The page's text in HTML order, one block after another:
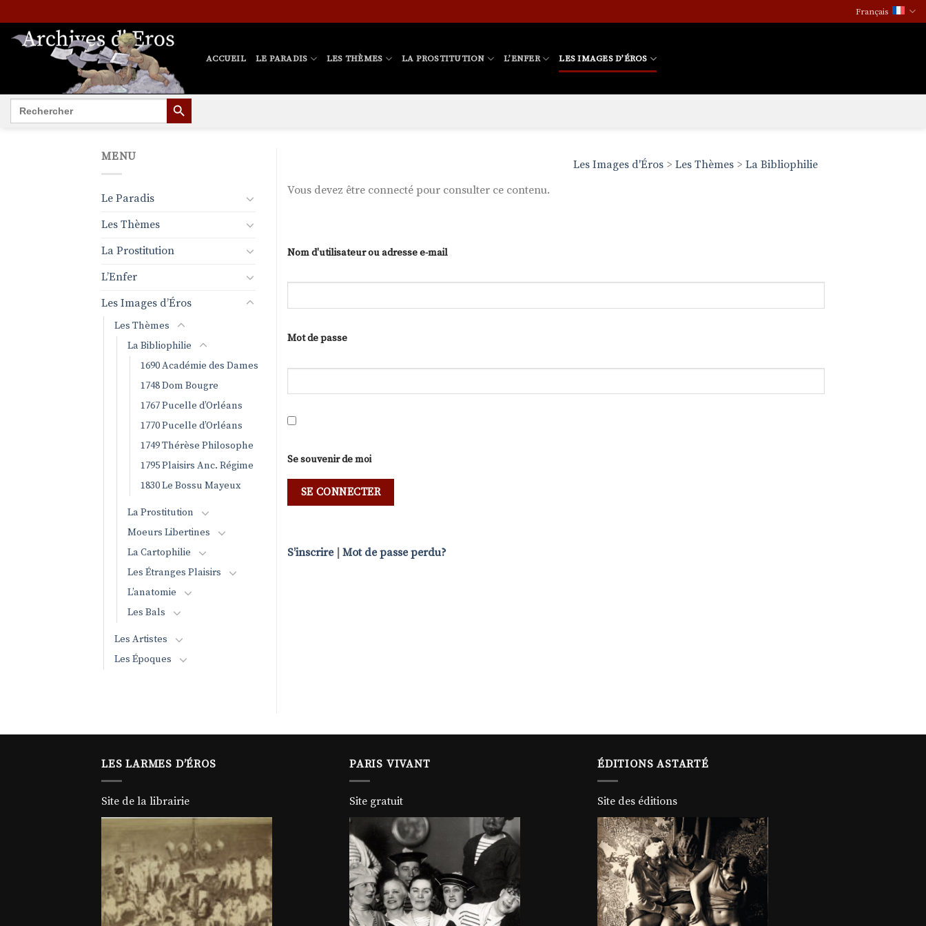
au
contenu
Français
ACCUEIL LE PARADIS LES THÈMES LA PROSTITUTION L’ENFER LES IMAGES D’ÉROS
Search
for:
SEARCH BUTTON
Les Images d'Éros > Les Thèmes > La Bibliophilie
Vous devez être connecté pour consulter ce contenu.
Nom d'utilisateur ou adresse e-mail
Mot de passe
Se souvenir de moi
S’inscrire Mot de passe perdu?
MENU
Le Paradis
Les Thèmes
La Prostitution
L’Enfer
Les Images d’Éros
Les Thèmes
La Bibliophilie
1690 Académie des Dames
1748 Dom Bougre
1767 Pucelle d’Orléans
1770 Pucelle d’Orléans
1749 Thérèse Philosophe
1795 Plaisirs Anc. Régime
1830 Le Bossu Mayeux
La Prostitution
Moeurs Libertines
La Cartophilie
Les Étranges Plaisirs
L’anatomie
Les Bals
Les Artistes
Les Époques
LES LARMES D’ÉROS
Site de la librairie
PARIS VIVANT
Site gratuit
ÉDITIONS ASTARTÉ
Site des éditions